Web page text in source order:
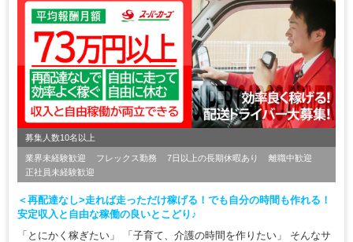
募集人数10名以上
業界未経験歓迎 フレックス勤務 7日以上の長期休暇あり
離職中歓迎
正社員未経験歓迎
＜再配達なし>走れば走っただけ稼げる！でも自分の時間も作れる！
安定収入と自由な稼働の良いとこどり♪
「とにかく稼ぎたい」 「子育て、介護の時間を作りたい」 そんなサ